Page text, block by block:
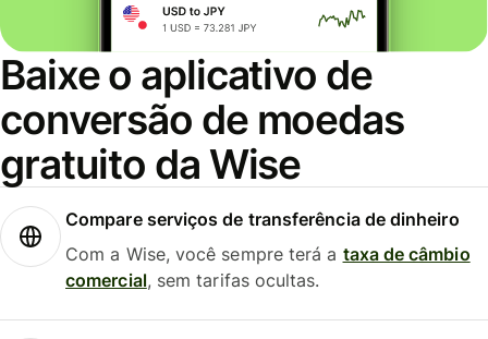
Baixe o aplicativo de
conversão de moedas
gratuito da Wise
Compare serviços de transferência de dinheiro
Com a Wise, você sempre terá a taxa de câmbio
comercial, sem tarifas ocultas.